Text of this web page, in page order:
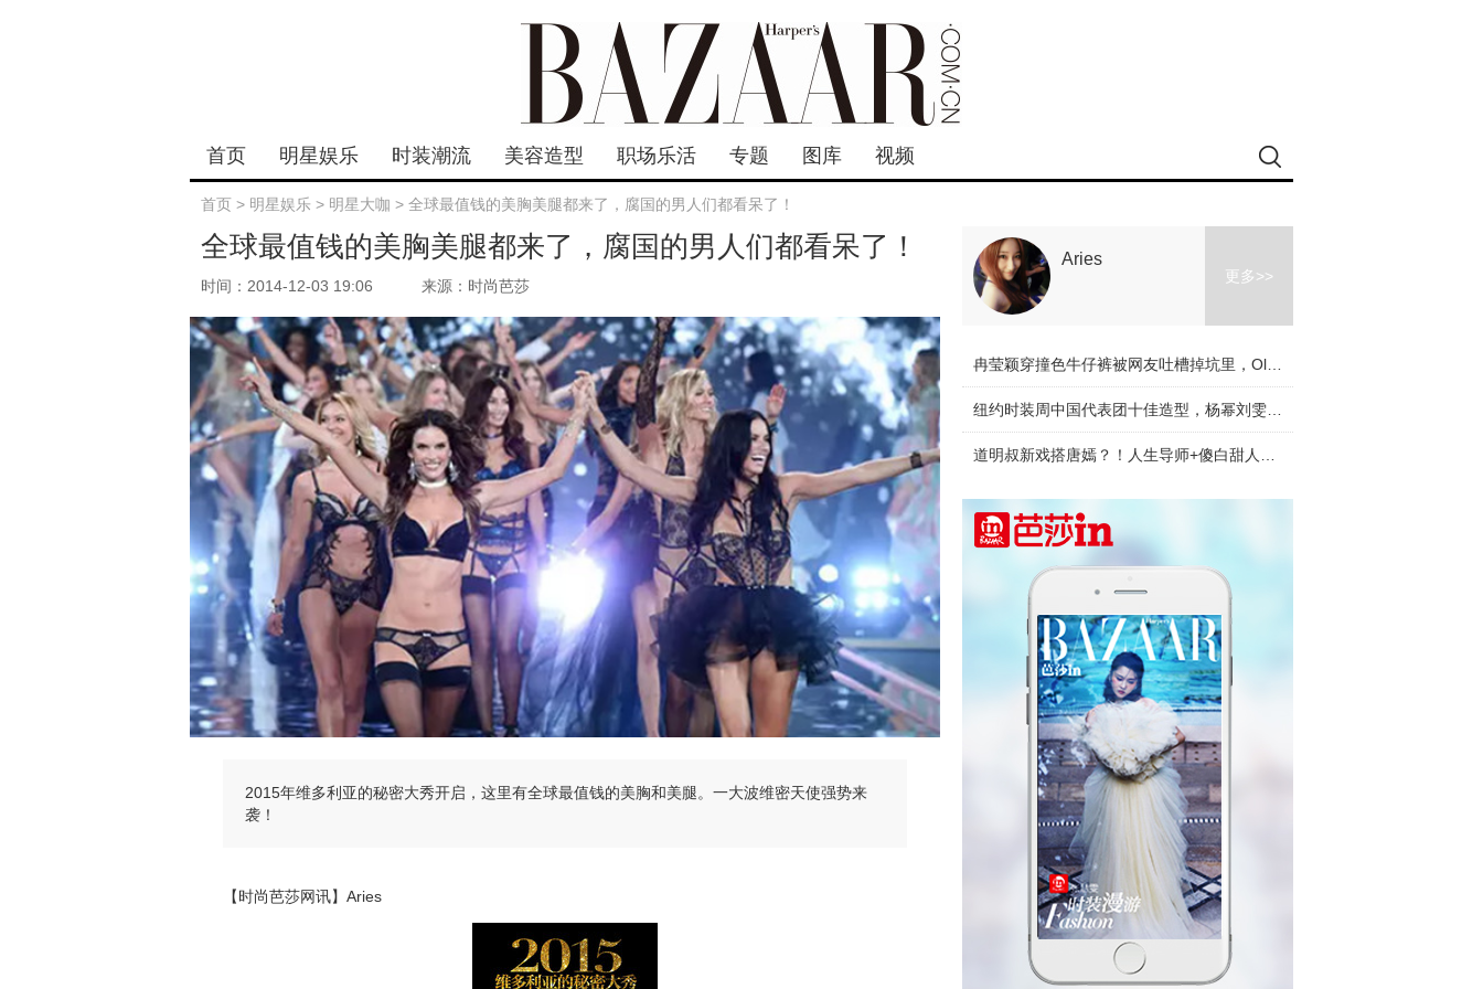
首页 明星娱乐 时装潮流 美容造型 职场乐活 专题 图库 视频
首页 > 明星娱乐 > 明星大咖 > 全球最值钱的美胸美腿都来了，腐国的男人们都看呆了！
全球最值钱的美胸美腿都来了，腐国的男人们都看呆了！
时间：2014-12-03 19:06 来源：时尚芭莎
2015年维多利亚的秘密大秀开启，这里有全球最值钱的美胸和美腿。一大波维密天使强势来
袭！
【时尚芭莎网讯】Aries
Aries
更多>>